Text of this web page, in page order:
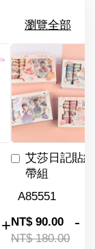
瀏覽全部
+
艾莎日記貼
帶組
NT$ 90.00
NT$ 180.00
-